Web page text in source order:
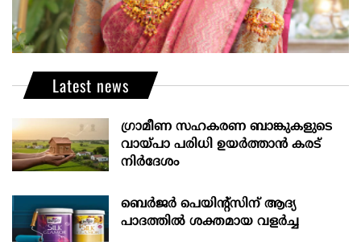
Latest news
ഗ്രാമീണ സഹകരണ ബാങ്കുകളുടെ
വായ്പാ പരിധി ഉയർത്താൻ കരട്
നിർദേശം
ബെർജർ പെയിന്റ്സിന് ആദ്യ
പാദത്തിൽ ശക്തമായ വളർച്ച